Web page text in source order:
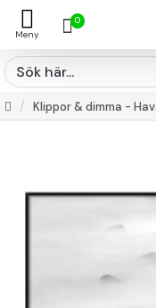
0
Klippor & dimma -